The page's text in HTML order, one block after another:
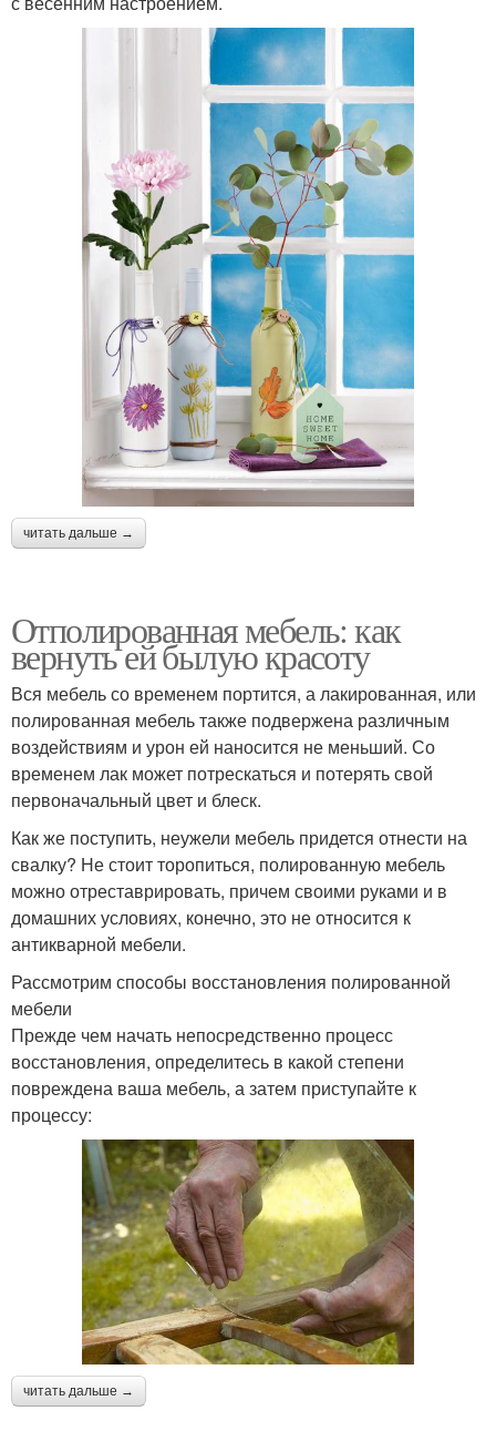
читать дальше →
Отполированная мебель: как
вернуть ей былую красоту
Вся мебель со временем портится, а лакированная, или
полированная мебель также подвержена различным
воздействиям и урон ей наносится не меньший. Со
временем лак может потрескаться и потерять свой
первоначальный цвет и блеск.
Как же поступить, неужели мебель придется отнести на
свалку? Не стоит торопиться, полированную мебель
можно отреставрировать, причем своими руками и в
домашних условиях, конечно, это не относится к
антикварной мебели.
Рассмотрим способы восстановления полированной
мебели
Прежде чем начать непосредственно процесс
восстановления, определитесь в какой степени
повреждена ваша мебель, а затем приступайте к
процессу:
читать дальше →